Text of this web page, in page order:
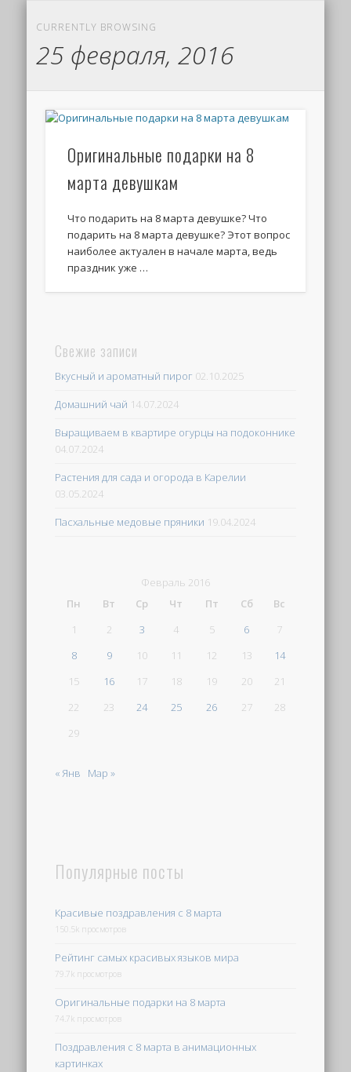
CURRENTLY BROWSING
25 февраля, 2016
Оригинальные подарки на 8
марта девушкам
Что подарить на 8 марта девушке? Что
подарить на 8 марта девушке? Этот вопрос
наиболее актуален в начале марта, ведь
праздник уже …
Свежие записи
Вкусный и ароматный пирог 02.10.2025
Домашний чай 14.07.2024
Выращиваем в квартире огурцы на подоконнике
04.07.2024
Растения для сада и огорода в Карелии
03.05.2024
Пасхальные медовые пряники 19.04.2024
Февраль 2016
Пн
Вт Ср Чт Пт Сб
Вс
1
2 3 4 5 6
7
8
9 10 11 12 13
14
15
16 17 18 19 20
21
22
23 24 25 26 27
28
29
« Янв Мар »
Популярные посты
Красивые поздравления с 8 марта
150.5k просмотров
Рейтинг самых красивых языков мира
79.7k просмотров
Оригинальные подарки на 8 марта
74.7k просмотров
Поздравления с 8 марта в анимационных
картинках